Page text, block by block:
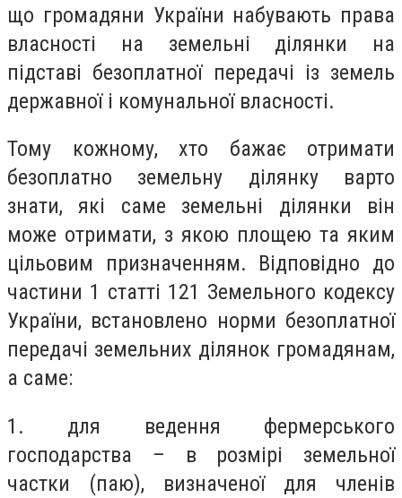
що громадяни України набувають права
власності на земельні ділянки на
підставі безоплатної передачі із земель
державної і комунальної власності.
Тому кожному, хто бажає отримати
безоплатно земельну ділянку варто
знати, які саме земельні ділянки він
може отримати, з якою площею та яким
цільовим призначенням. Відповідно до
частини 1 статті 121 Земельного кодексу
України, встановлено норми безоплатної
передачі земельних ділянок громадянам,
а саме:
1. для ведення фермерського
господарства – в розмірі земельної
частки (паю), визначеної для членів